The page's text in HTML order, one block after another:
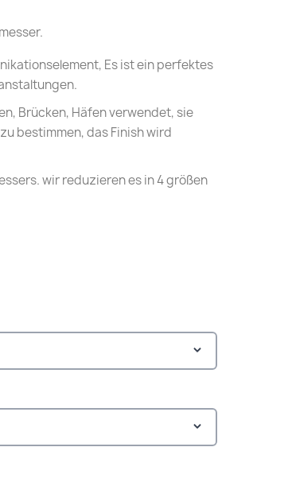
Es ist ein perfektes
Brücken, Häfen verwendet, sie
bestimmen, das Finish wird
wir reduzieren es in 4 größen